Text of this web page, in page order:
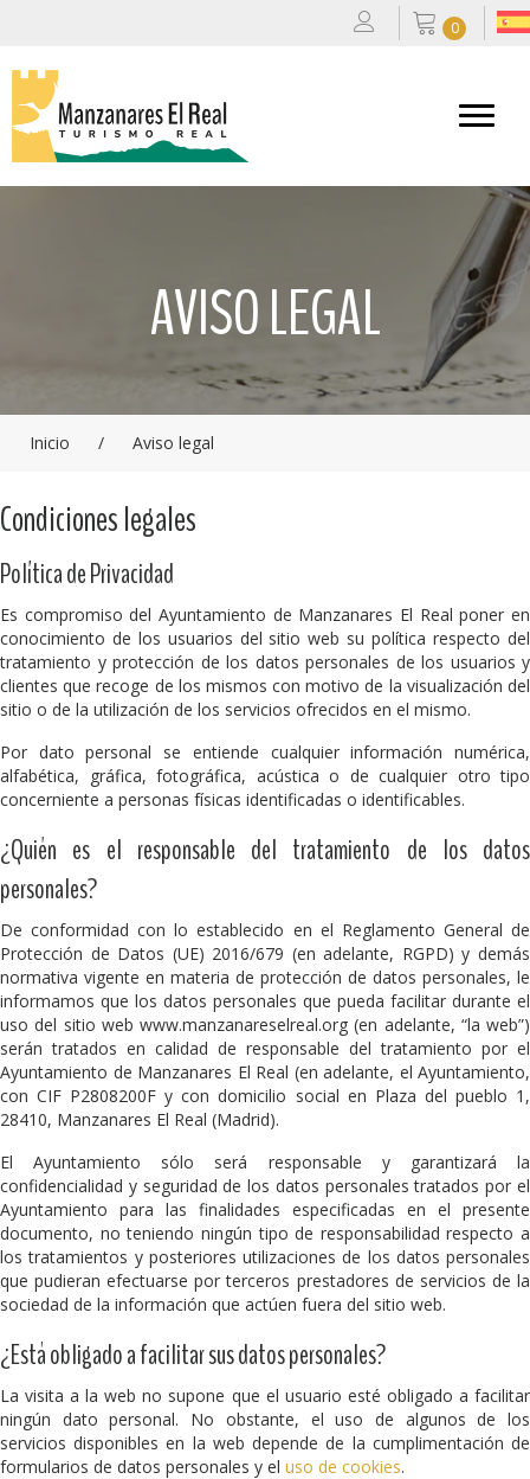
0
AVISO LEGAL
Inicio / Aviso legal
Condiciones legales
Política de Privacidad
Es compromiso del Ayuntamiento de Manzanares El Real poner en
conocimiento de los usuarios del sitio web su política respecto del
tratamiento y protección de los datos personales de los usuarios y
clientes que recoge de los mismos con motivo de la visualización del
sitio o de la utilización de los servicios ofrecidos en el mismo.
Por dato personal se entiende cualquier información numérica,
alfabética, gráfica, fotográfica, acústica o de cualquier otro tipo
concerniente a personas físicas identificadas o identificables.
¿Quién es el responsable del tratamiento de los datos
personales?
De conformidad con lo establecido en el Reglamento General de
Protección de Datos (UE) 2016/679 (en adelante, RGPD) y demás
normativa vigente en materia de protección de datos personales, le
informamos que los datos personales que pueda facilitar durante el
uso del sitio web www.manzanareselreal.org (en adelante, “la web”)
serán tratados en calidad de responsable del tratamiento por el
Ayuntamiento de Manzanares El Real (en adelante, el Ayuntamiento,
con CIF P2808200F y con domicilio social en Plaza del pueblo 1,
28410, Manzanares El Real (Madrid).
El Ayuntamiento sólo será responsable y garantizará la
confidencialidad y seguridad de los datos personales tratados por el
Ayuntamiento para las finalidades especificadas en el presente
documento, no teniendo ningún tipo de responsabilidad respecto a
los tratamientos y posteriores utilizaciones de los datos personales
que pudieran efectuarse por terceros prestadores de servicios de la
sociedad de la información que actúen fuera del sitio web.
¿Está obligado a facilitar sus datos personales?
La visita a la web no supone que el usuario esté obligado a facilitar
ningún dato personal. No obstante, el uso de algunos de los
servicios disponibles en la web depende de la cumplimentación de
formularios de datos personales y el uso de cookies.